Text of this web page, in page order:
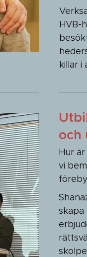
HVB-
killar i
och
Hur
vi
skapa